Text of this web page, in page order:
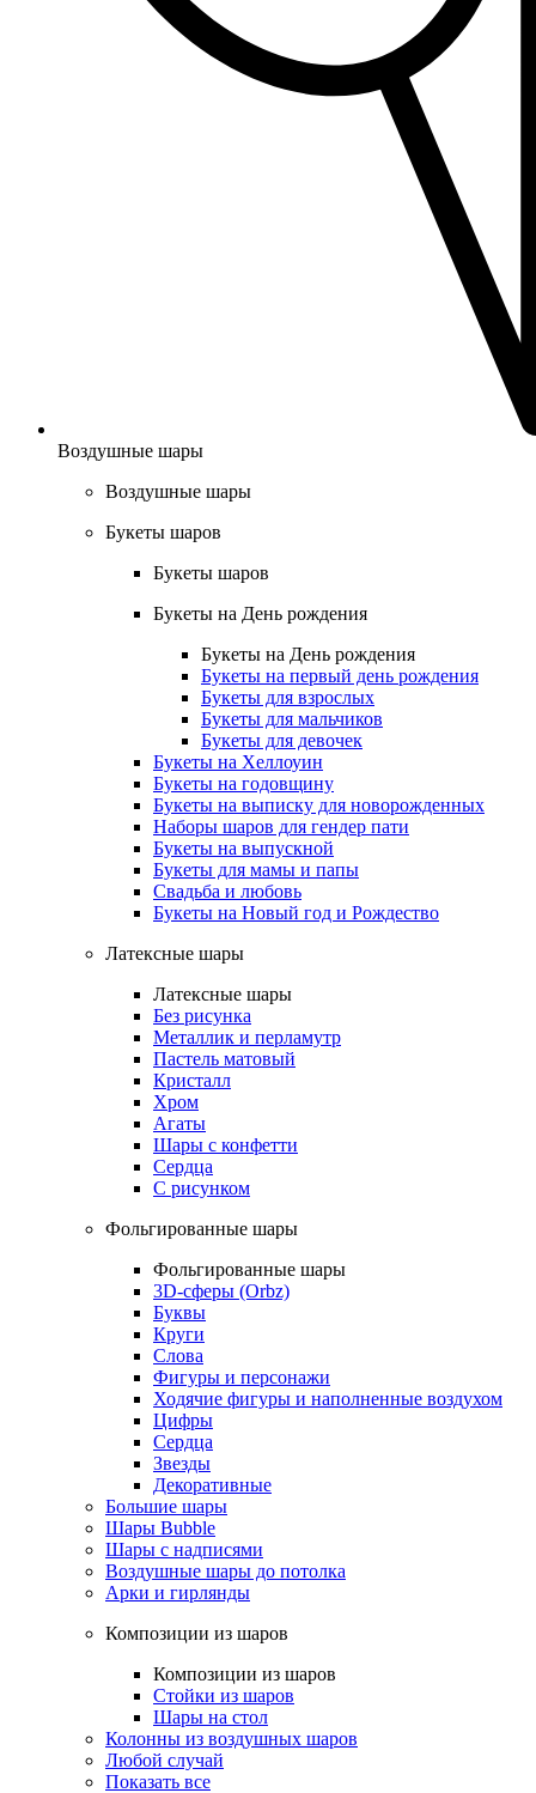
Воздушные шары
Воздушные шары
Букеты шаров
Букеты шаров
Букеты на День рождения
Букеты на День рождения
Букеты на первый день рождения
Букеты для взрослых
Букеты для мальчиков
Букеты для девочек
Букеты на Хеллоуин
Букеты на годовщину
Букеты на выписку для новорожденных
Наборы шаров для гендер пати
Букеты на выпускной
Букеты для мамы и папы
Свадьба и любовь
Букеты на Новый год и Рождество
Латексные шары
Латексные шары
Без рисунка
Металлик и перламутр
Пастель матовый
Кристалл
Хром
Агаты
Шары с конфетти
Сердца
С рисунком
Фольгированные шары
Фольгированные шары
3D-сферы (Orbz)
Буквы
Круги
Слова
Фигуры и персонажи
Ходячие фигуры и наполненные воздухом
Цифры
Сердца
Звезды
Декоративные
Большие шары
Шары Bubble
Шары с надписями
Воздушные шары до потолка
Арки и гирлянды
Композиции из шаров
Композиции из шаров
Стойки из шаров
Шары на стол
Колонны из воздушных шаров
Любой случай
Показать все